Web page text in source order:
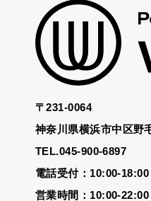
〒231-0064
神奈川県横浜市中区野
TEL.045-900-6897
電話受付：10:00-
営業時間：10:00-22:00